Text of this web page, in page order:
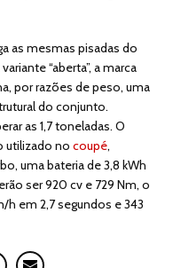
as mesmas pisadas do
“aberta”, a marca
por razões de peso, uma
do conjunto.
as 1,7 toneladas. O
utilizado nocoupé,
uma bateria de 3,8 kWh
ser 920 cv e 729 Nm, o
em 2,7 segundos e 343